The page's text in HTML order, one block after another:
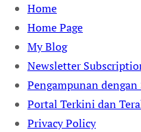
Home
Home Page
My Blog
Newsletter
Pengampunan
Portal Terkini dan
Privacy Policy